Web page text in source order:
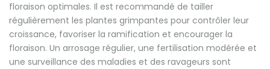
floraison optimales. Il est recommandé de tailler
régulièrement les plantes grimpantes pour contrôler leur
croissance, favoriser la ramification et encourager la
floraison. Un arrosage régulier, une fertilisation modérée et
une surveillance des maladies et des ravageurs sont